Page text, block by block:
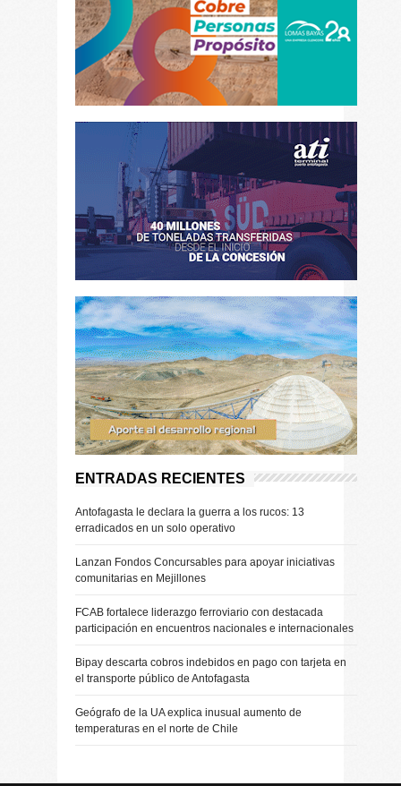
ENTRADAS RECIENTES
Antofagasta le declara la guerra a los rucos: 13
erradicados en un solo operativo
Lanzan Fondos Concursables para apoyar iniciativas
comunitarias en Mejillones
FCAB fortalece liderazgo ferroviario con destacada
participación en encuentros nacionales e internacionales
Bipay descarta cobros indebidos en pago con tarjeta en
el transporte público de Antofagasta
Geógrafo de la UA explica inusual aumento de
temperaturas en el norte de Chile